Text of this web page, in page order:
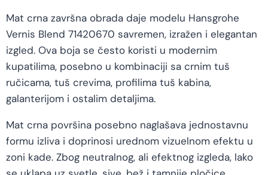
Mat crna završna obrada daje modelu Hansgrohe
Vernis Blend 71420670 savremen, izražen i elegantan
izgled. Ova boja se često koristi u modernim
kupatilima, posebno u kombinaciji sa crnim tuš
ručicama, tuš crevima, profilima tuš kabina,
galanterijom i ostalim detaljima.
Mat crna površina posebno naglašava jednostavnu
formu izliva i doprinosi urednom vizuelnom efektu u
zoni kade. Zbog neutralnog, ali efektnog izgleda, lako